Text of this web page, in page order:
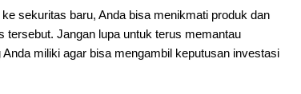
sekuritas baru, Anda bisa menikmati produk dan
tersebut. Jangan lupa untuk terus memantau
miliki agar bisa mengambil keputusan investasi